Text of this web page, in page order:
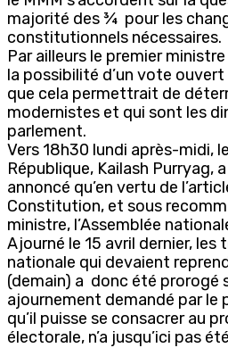
majorité des ¾ pour les
constitutionnels nécessaires.
Par ailleurs le premier
la possibilité d’un vote
que cela permettrait de
modernistes et qui sont les
parlement.
Vers 18h30 lundi après-midi,
République, Kailash Purryag,
annoncé qu’en vertu de
Constitution, et sous
ministre, l’Assemblée
Ajourné le 15 avril dernier, les
nationale qui devaient
(demain) a donc été prorogé
ajournement demandé par le
qu’il puisse se consacrer au
électorale, n’a jusqu’ici pas